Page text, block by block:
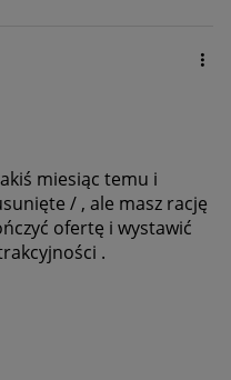
miesiąc temu i
/ , ale masz rację
ofertę i wystawić
.